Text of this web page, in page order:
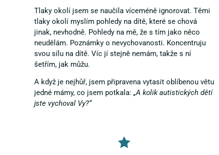
Tlaky okolí jsem se naučila víceméně ignorovat. Těmi
tlaky okolí myslím pohledy na dítě, které se chová
jinak, nevhodně. Pohledy na mě, že s tím jako něco
neudělám. Poznámky o nevychovanosti. Koncentruju
svou sílu na dítě. Víc jí stejně nemám, takže s ní
šetřím, jak můžu.
A když je nejhůř, jsem připravena vytasit oblíbenou větu
jedné mámy, co jsem potkala: „A kolik autistických dětí
jste vychoval Vy?“